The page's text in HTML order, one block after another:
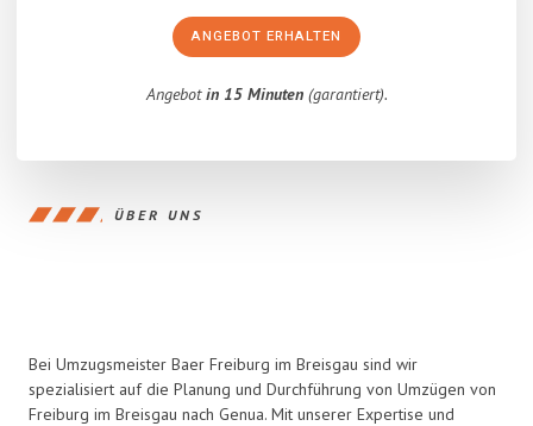
ANGEBOT ERHALTEN
Angebotin 15 Minuten(garantiert).
ÜBER UNS
Bei Umzugsmeister Baer Freiburg im Breisgau sind wir
spezialisiert auf die Planung und Durchführung von Umzügen von
Freiburg im Breisgau nach Genua. Mit unserer Expertise und